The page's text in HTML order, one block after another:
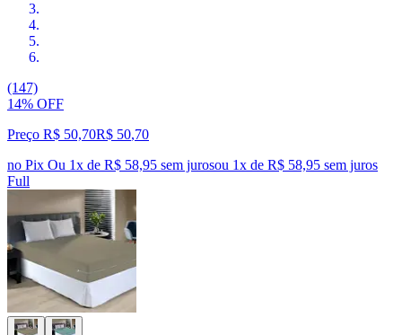
(147)
14% OFF
Preço R$ 50,70R$ 50,70
no Pix Ou 1x de R$ 58,95 sem jurosou 1x de R$ 58,95 sem juros
Full